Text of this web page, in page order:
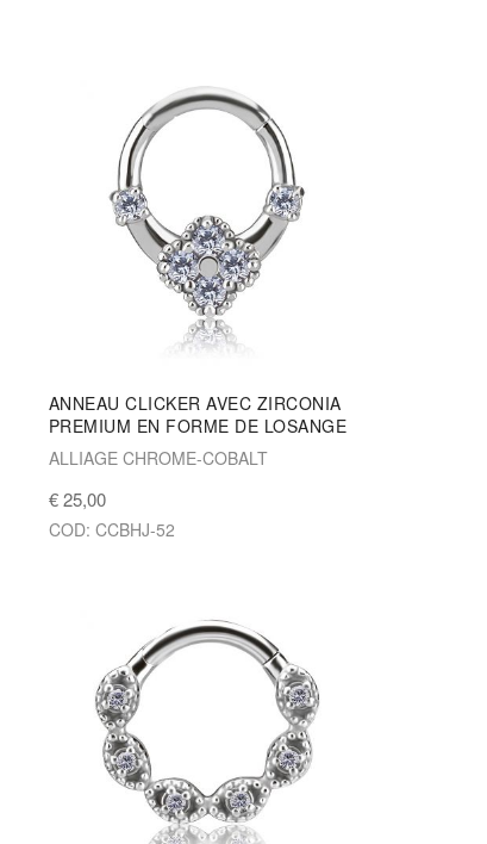
ANNEAU CLICKER AVEC ZIRCONIA
PREMIUM EN FORME DE LOSANGE
ALLIAGE CHROME-COBALT
€ 25,00
COD: CCBHJ-52